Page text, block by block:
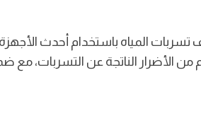
المياه باستخدام أحدث الأجهزة
الأضرار الناتجة عن التسربات، مع